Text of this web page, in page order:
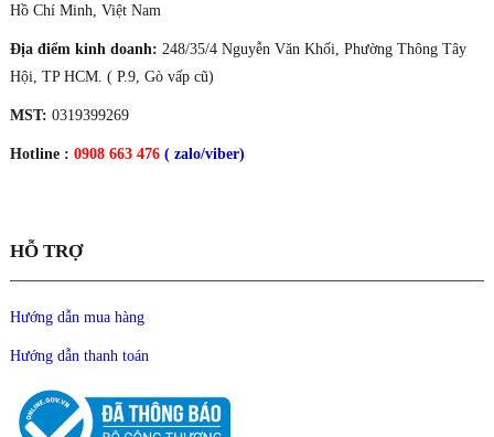
Hồ Chí Minh, Việt Nam
Địa điểm kinh doanh: 248/35/4 Nguyễn Văn Khối, Phường Thông Tây
Hội, TP HCM. ( P.9, Gò vấp cũ)
MST: 0319399269
Hotline : 0908 663 476 ( zalo/viber)
HỖ TRỢ
Hướng dẫn mua hàng
Hướng dẫn thanh toán